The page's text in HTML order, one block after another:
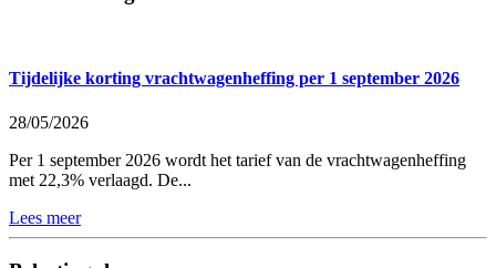
Tijdelijke korting vrachtwagenheffing per 1 september 2026
28/05/2026
Per 1 september 2026 wordt het tarief van de vrachtwagenheffing
met 22,3% verlaagd. De...
Lees meer